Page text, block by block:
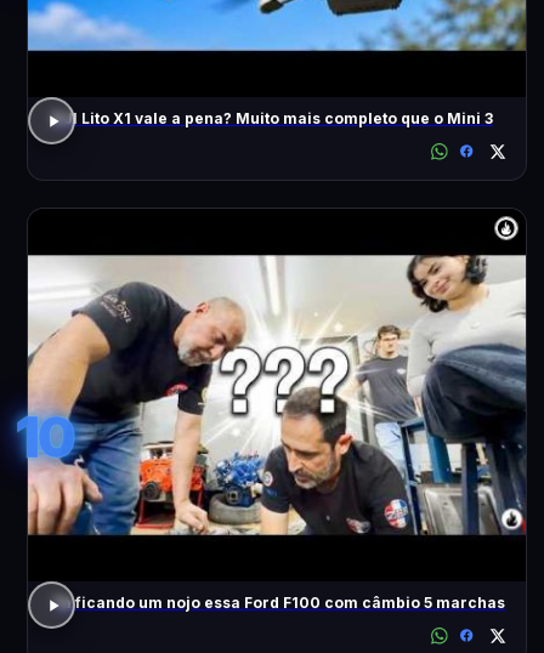
DJI Lito X1 vale a pena? Muito mais completo que o Mini 3
10
Tá ficando um nojo essa Ford F100 com câmbio 5 marchas